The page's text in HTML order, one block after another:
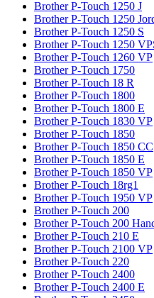
Brother P-Touch 1250 J
Brother P-Touch 1250
Brother P-Touch 1250 S
Brother P-Touch 1250
Brother P-Touch 1260 VP
Brother P-Touch 1750
Brother P-Touch 18 R
Brother P-Touch 1800
Brother P-Touch 1800 E
Brother P-Touch 1830 VP
Brother P-Touch 1850
Brother P-Touch 1850 CC
Brother P-Touch 1850 E
Brother P-Touch 1850 VP
Brother P-Touch 18rg1
Brother P-Touch 1950 VP
Brother P-Touch 200
Brother P-Touch 200
Brother P-Touch 210 E
Brother P-Touch 2100 VP
Brother P-Touch 220
Brother P-Touch 2400
Brother P-Touch 2400 E